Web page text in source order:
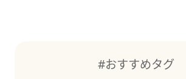
#おすすめタグ